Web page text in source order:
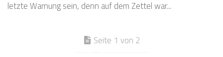
letzte Warnung sein, denn auf dem Zettel war...
Seite 1 von 2